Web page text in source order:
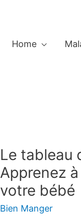
Home
Le tableau
Apprenez
votre bébé
Bien Manger